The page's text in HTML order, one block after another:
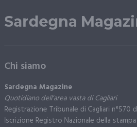
Sardegna
Chi siamo
Sardegna Magazine
Quotidiano dell’area vasta di Cagliari
Registrazione Tribunale di Cagliari n°570
Iscrizione Registro Nazionale della